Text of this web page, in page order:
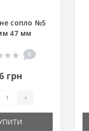
сопло №5
47 мм
0
грн
+